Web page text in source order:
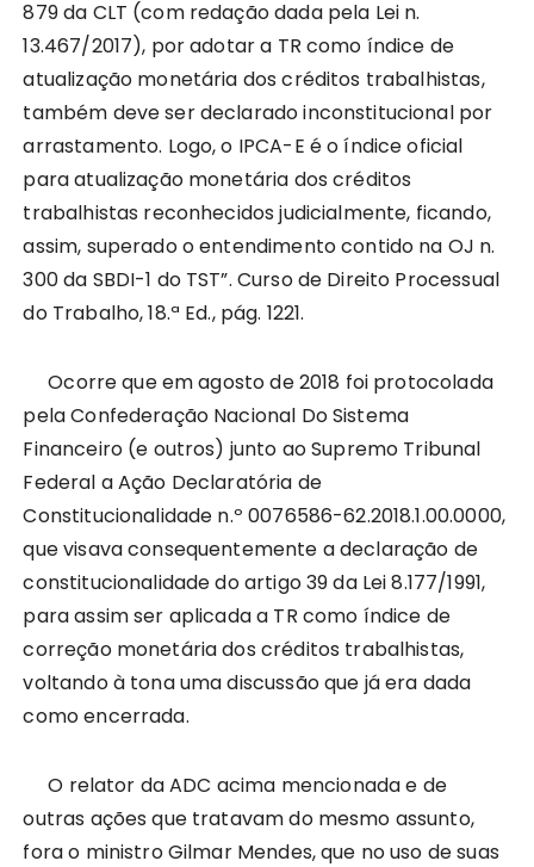
879 da CLT (com redação dada pela Lei n.
13.467/2017), por adotar a TR como índice de
atualização monetária dos créditos trabalhistas,
também deve ser declarado inconstitucional por
arrastamento. Logo, o IPCA-E é o índice oficial
para atualização monetária dos créditos
trabalhistas reconhecidos judicialmente, ficando,
assim, superado o entendimento contido na OJ n.
300 da SBDI-1 do TST”. Curso de Direito Processual
do Trabalho, 18.ª Ed., pág. 1221.
Ocorre que em agosto de 2018 foi protocolada
pela Confederação Nacional Do Sistema
Financeiro (e outros) junto ao Supremo Tribunal
Federal a Ação Declaratória de
Constitucionalidade n.º 0076586-62.2018.1.00.0000,
que visava consequentemente a declaração de
constitucionalidade do artigo 39 da Lei 8.177/1991,
para assim ser aplicada a TR como índice de
correção monetária dos créditos trabalhistas,
voltando à tona uma discussão que já era dada
como encerrada.
O relator da ADC acima mencionada e de
outras ações que tratavam do mesmo assunto,
fora o ministro Gilmar Mendes, que no uso de suas